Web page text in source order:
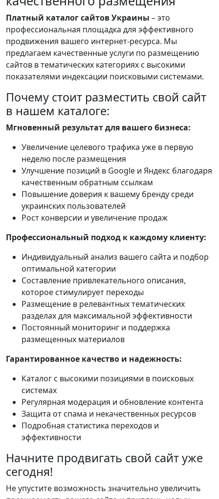
Платный каталог сайтов Украины – это
профессиональная площадка для эффективного
продвижения вашего интернет-ресурса. Мы
предлагаем качественные услуги по размещению
сайтов в тематических категориях с высокими
показателями индексации поисковыми системами.
Почему стоит разместить свой сайт
в нашем каталоге:
Мгновенный результат для вашего бизнеса:
Увеличение целевого трафика уже в первую
неделю после размещения
Улучшение позиций в Google и Яндекс благодаря
качественным обратным ссылкам
Повышение доверия к вашему бренду среди
украинских пользователей
Рост конверсии и увеличение продаж
Профессиональный подход к каждому клиенту:
Индивидуальный анализ вашего сайта и подбор
оптимальной категории
Составление привлекательного описания,
которое стимулирует переходы
Размещение в релевантных тематических
разделах для максимальной эффективности
Постоянный мониторинг и поддержка
размещенных материалов
Гарантированное качество и надежность:
Каталог с высокими позициями в поисковых
системах
Регулярная модерация и обновление контента
Защита от спама и некачественных ресурсов
Подробная статистика переходов и
эффективности
Начните продвигать свой сайт уже
сегодня!
Не упустите возможность значительно увеличить